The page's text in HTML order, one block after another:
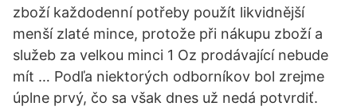
zboží každodenní potřeby použít likvidnější
menší zlaté mince, protože při nákupu zboží a
služeb za velkou minci 1 Oz prodávající nebude
mít … Podľa niektorých odborníkov bol zrejme
úplne prvý, čo sa však dnes už nedá potvrdiť.